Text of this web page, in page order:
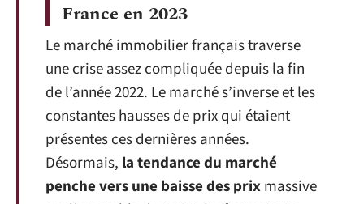
France en 2023
Le marché immobilier français traverse
une crise assez compliquée depuis la fin
de l’année 2022. Le marché s’inverse et les
constantes hausses de prix qui étaient
présentes ces dernières années.
Désormais, la tendance du marché
penche vers une baisse des prixmassive